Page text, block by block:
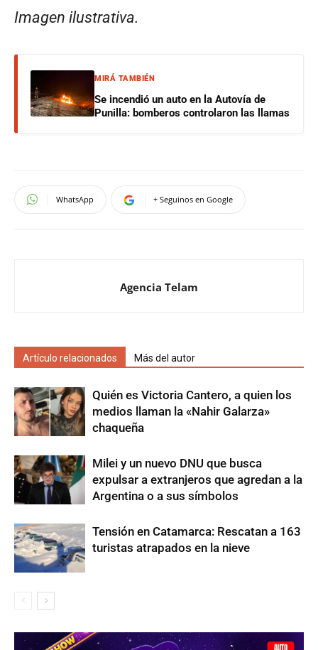
Imagen ilustrativa.
MIRÁ TAMBIÉN
Se incendió un auto en la Autovía de
Punilla: bomberos controlaron las llamas
WhatsApp + Seguinos en Google
Agencia Telam
Artículo relacionados Más del autor
Quién es Victoria Cantero, a quien los
medios llaman la «Nahir Galarza»
chaqueña
Milei y un nuevo DNU que busca
expulsar a extranjeros que agredan a la
Argentina o a sus símbolos
Tensión en Catamarca: Rescatan a 163
turistas atrapados en la nieve